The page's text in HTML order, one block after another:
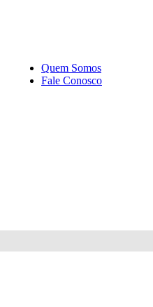
Quem Somos
Fale Conosco